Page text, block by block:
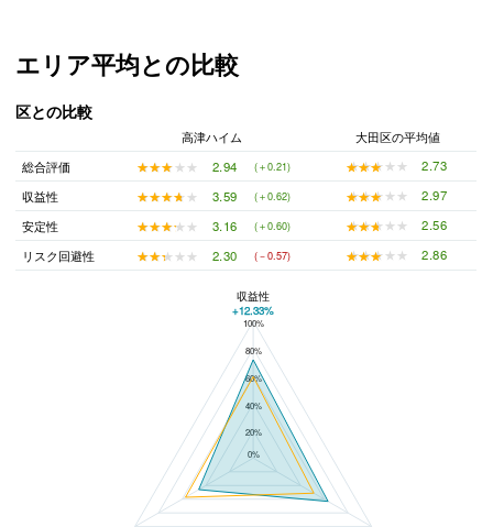
エリア平均との比較
区との比較
高津ハイム
大田区の平均値
総合評価
★★★★★
★★★★★ 2.94 (＋0.21) ★★★★★
★★★★★
2.73
収益性
★★★★★
★★★★★ 3.59 (＋0.62) ★★★★★
★★★★★
2.97
安定性
★★★★★
★★★★★ 3.16 (＋0.60) ★★★★★
★★★★★
2.56
リスク回避性
★★★★★
★★★★★ 2.30 (－0.57) ★★★★★
★★★★★ 2.86
高津ハイムと大田区の平均値の総合評価の比較
100%
80%
60%
40%
20%
0%
収益性
+12.33%